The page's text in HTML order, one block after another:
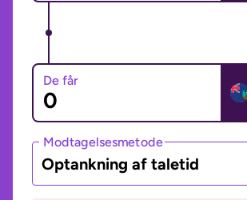
De får
Modtagelsesmetode
Optankning af taletid